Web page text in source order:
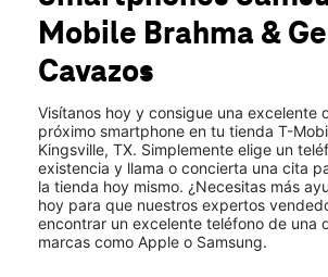
Jue.: 10:00 a.m. a 8:00 p.m.
Vie.: 10:00 a.m. a 8:00 p.m.
2730 S Brahma Blvd Ste 120 Kingsville,
Mobile Brahma &
Cavazos
Visítanos hoy y consigue una excelente
próximo smartphone en tu tienda T-
Kingsville, TX. Simplemente elige un
existencia y llama o concierta una cita
la tienda hoy mismo. ¿Necesitas más
hoy para que nuestros expertos
encontrar un excelente teléfono de una
marcas como Apple o Samsung.